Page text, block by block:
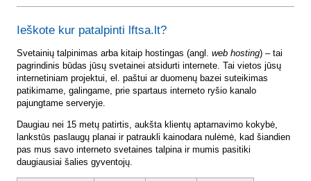
Ieškote kur patalpinti lftsa.lt?
Svetainių talpinimas arba kitaip hostingas (angl. web hosting) – tai
pagrindinis būdas jūsų svetainei atsidurti internete. Tai vietos jūsų
internetiniam projektui, el. paštui ar duomenų bazei suteikimas
patikimame, galingame, prie spartaus interneto ryšio kanalo
pajungtame serveryje.
Daugiau nei 15 metų patirtis, aukšta klientų aptarnavimo kokybė,
lankstūs paslaugų planai ir patraukli kainodara nulėmė, kad šiandien
pas mus savo interneto svetaines talpina ir mumis pasitiki
daugiausiai šalies gyventojų.